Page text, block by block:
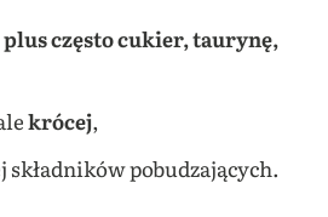
plus często cukier, taurynę,
krócej,
składników pobudzających.